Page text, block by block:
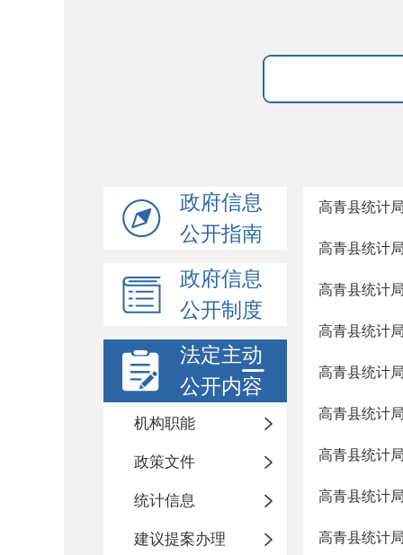
政府信息
公开指南
政府信息
公开制度
法定主动
公开内容
机构职能
政策文件
统计信息
建议提案办理
高青县统计
高青县统计
高青县统计
高青县统计
高青县统计
高青县统计
高青县统计
高青县统计
高青县统计